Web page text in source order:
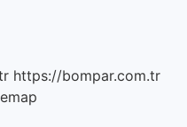
https://bompar.com.tr